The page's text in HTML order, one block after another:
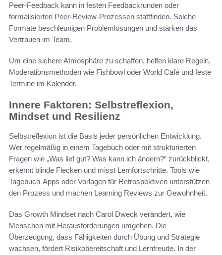
Peer-Feedback kann in festen Feedbackrunden oder
formalisierten Peer-Review-Prozessen stattfinden. Solche
Formate beschleunigen Problemlösungen und stärken das
Vertrauen im Team.
Um eine sichere Atmosphäre zu schaffen, helfen klare Regeln,
Moderationsmethoden wie Fishbowl oder World Café und feste
Termine im Kalender.
Innere Faktoren: Selbstreflexion,
Mindset und Resilienz
Selbstreflexion ist die Basis jeder persönlichen Entwicklung.
Wer regelmäßig in einem Tagebuch oder mit strukturierten
Fragen wie „Was lief gut? Was kann ich ändern?“ zurückblickt,
erkennt blinde Flecken und misst Lernfortschritte. Tools wie
Tagebuch-Apps oder Vorlagen für Retrospektiven unterstützen
den Prozess und machen Learning Reviews zur Gewohnheit.
Das Growth Mindset nach Carol Dweck verändert, wie
Menschen mit Herausforderungen umgehen. Die
Überzeugung, dass Fähigkeiten durch Übung und Strategie
wachsen, fördert Risikobereitschaft und Lernfreude. In der